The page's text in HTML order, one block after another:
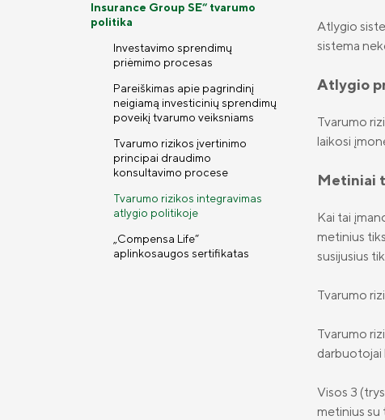
Insurance Group SE“ tvarumo
politika
Investavimo sprendimų
priėmimo procesas
Pareiškimas apie pagrindinį
neigiamą investicinių sprendimų
poveikį tvarumo veiksniams
Tvarumo rizikos įvertinimo
principai draudimo
konsultavimo procese
Tvarumo rizikos integravimas
atlygio politikoje
„Compensa Life“
aplinkosaugos sertifikatas
Atlygio
sistema
Atlygio
Tvarumo
laikosi
Metiniai
Kai tai
metinius
susijusius
Tvarumo
Tvarumo
darbuotojai
Visos 3
metinius su